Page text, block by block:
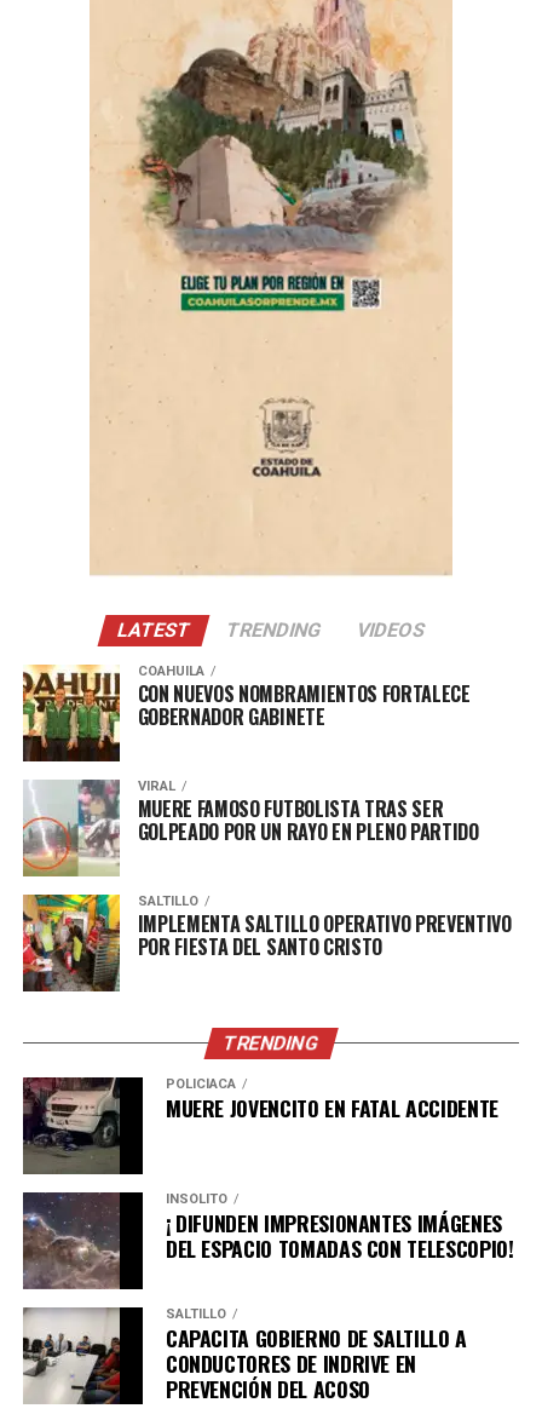
Nayeli Castro invitó a la ciudadanía a acercarse a la
Dirección de Desarrollo Urbano para solicitar informes
sobre el estatus legal del predio que busca adquirir y
prevenir con ello, ser víctimas de fraudes o estafas.
La dependencia se encuentra ubicada en la Unidad
Administrativa en Dámaso Rodríguez S/N, Col. Centro
Metropolitano y el teléfono de contacto es el 844-410-
ADVERTISEMENT
LATEST TRENDING VIDEOS
COAHUILA
CON NUEVOS NOMBRAMIENTOS FORTALECE
GOBERNADOR GABINETE
VIRAL
MUERE FAMOSO FUTBOLISTA TRAS SER
GOLPEADO POR UN RAYO EN PLENO PARTIDO
SALTILLO
IMPLEMENTA SALTILLO OPERATIVO PREVENTIVO
POR FIESTA DEL SANTO CRISTO
TRENDING
POLICÍACA
MUERE JOVENCITO EN FATAL ACCIDENTE
INSÓLITO
¡ DIFUNDEN IMPRESIONANTES IMÁGENES
DEL ESPACIO TOMADAS CON TELESCOPIO!
SALTILLO
CAPACITA GOBIERNO DE SALTILLO A
CONDUCTORES DE INDRIVE EN
PREVENCIÓN DEL ACOSO